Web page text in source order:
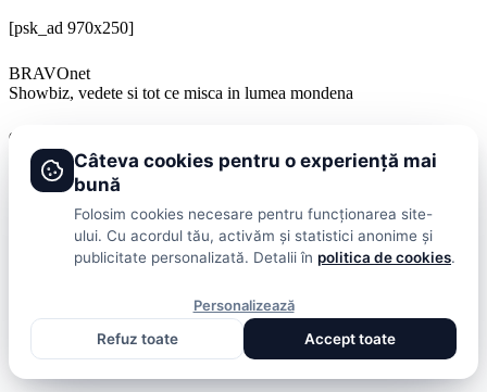
[psk_ad 970x250]
BRAVOnet
Showbiz, vedete si tot ce misca in lumea mondena
Categorii
Stiri ShowbizPublicitate
PublicitatePolitica De ConfidentialitateHomeTermeni și
© 2026 BRAVOnet. Toate drepturile rezervate.
Câteva cookies pentru o experiență mai
bună
Folosim cookies necesare pentru funcționarea site-
ului. Cu acordul tău, activăm și statistici anonime și
publicitate personalizată. Detalii în politica de cookies.
Personalizează
Refuz toate
Accept toate